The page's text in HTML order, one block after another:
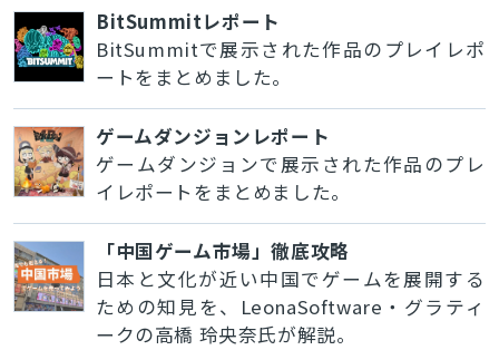
BitSummitレポート
BitSummitで展示された作品のプレイレポ
ートをまとめました。
ゲームダンジョンレポート
ゲームダンジョンで展示された作品のプレ
イレポートをまとめました。
「中国ゲーム市場」徹底攻略
日本と文化が近い中国でゲームを展開する
ための知見を、LeonaSoftware・グラティ
ークの高橋 玲央奈氏が解説。